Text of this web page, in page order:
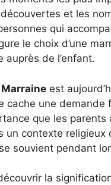
et les
qui
le choix d’une
auprès de l’enfant.
Marraine est
cache une
que les
contexte religieux
souvient pendant
la